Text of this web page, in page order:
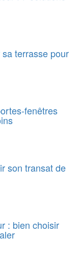
terrasse pour
fenêtres
son transat de
: bien choisir